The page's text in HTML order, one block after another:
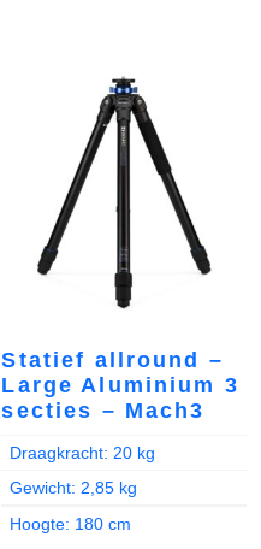
Statief allround –
Large Aluminium 3
secties – Mach3
Draagkracht: 20 kg
Gewicht: 2,85 kg
Hoogte: 180 cm